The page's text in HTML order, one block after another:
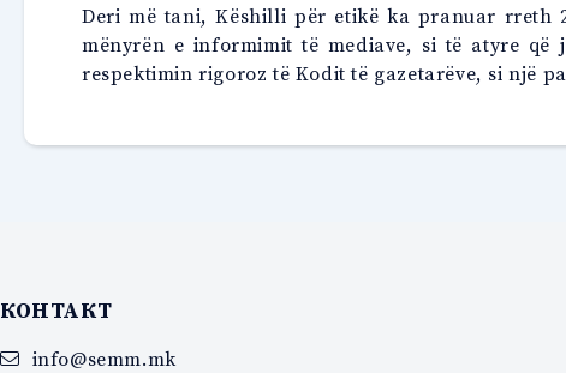
Deri më tani, Këshilli për etikë ka pranuar rreth
mënyrën e informimit të mediave, si të atyre
respektimin rigoroz të Kodit të gazetarëve, si një
КОНТАКТ
info@semm.mk